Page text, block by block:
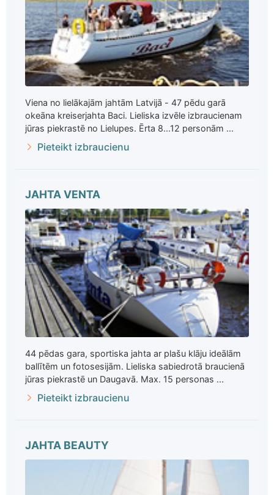
Viena no lielākajām jahtām Latvijā - 47 pēdu garā
okeāna kreiserjahta Baci. Lieliska izvēle izbraucienam
jūras piekrastē no Lielupes. Ērta 8...12 personām ...
Pieteikt izbraucienu
JAHTA VENTA
44 pēdas gara, sportiska jahta ar plašu klāju ideālām
ballītēm un fotosesijām. Lieliska sabiedrotā braucienā
jūras piekrastē un Daugavā. Max. 15 personas ...
Pieteikt izbraucienu
JAHTA BEAUTY